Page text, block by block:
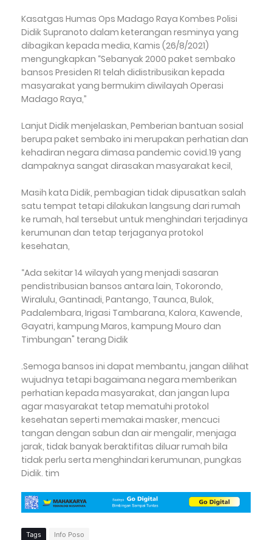
Kasatgas Humas Ops Madago Raya Kombes Polisi
Didik Supranoto dalam keterangan resminya yang
dibagikan kepada media, Kamis (26/8/2021)
mengungkapkan “Sebanyak 2000 paket sembako
bansos Presiden RI telah didistribusikan kepada
masyarakat yang bermukim diwilayah Operasi
Madago Raya,”
Lanjut Didik menjelaskan, Pemberian bantuan sosial
berupa paket sembako ini merupakan perhatian dan
kehadiran negara dimasa pandemic covid.19 yang
dampaknya sangat dirasakan masyarakat kecil,
Masih kata Didik, pembagian tidak dipusatkan salah
satu tempat tetapi dilakukan langsung dari rumah
ke rumah, hal tersebut untuk menghindari terjadinya
kerumunan dan tetap terjaganya protokol
kesehatan,
“Ada sekitar 14 wilayah yang menjadi sasaran
pendistribusian bansos antara lain, Tokorondo,
Wiralulu, Gantinadi, Pantango, Taunca, Bulok,
Padalembara, Irigasi Tambarana, Kalora, Kawende,
Gayatri, kampung Maros, kampung Mouro dan
Timbungan" terang Didik
.Semoga bansos ini dapat membantu, jangan dilihat
wujudnya tetapi bagaimana negara memberikan
perhatian kepada masyarakat, dan jangan lupa
agar masyarakat tetap mematuhi protokol
kesehatan seperti memakai masker, mencuci
tangan dengan sabun dan air mengalir, menjaga
jarak, tidak banyak beraktifitas diluar rumah bila
tidak perlu serta menghindari kerumunan, pungkas
Didik. tim
Tags Info Poso